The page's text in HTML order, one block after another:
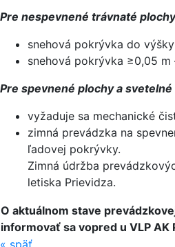
Pre nespevnené trávnaté
snehová pokrývka do
snehová pokrývka ≥0,05 m
Pre spevnené plochy a
vyžaduje sa mechanické
zimná prevádzka na
ľadovej pokrývky.
Zimná údržba
letiska Prievidza.
O aktuálnom stave
informovať sa vopred u VLP AK
« späť